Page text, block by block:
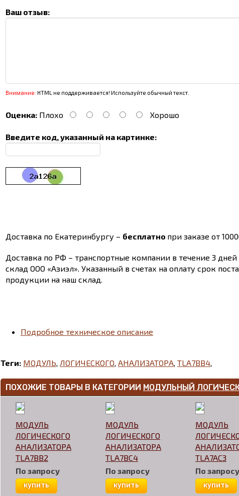
Ваш отзыв:
Внимание: HTML не поддерживается! Используйте обычный текст.
Оценка: Плохо Хорошо
Введите код, указанный на картинке:
Доставка по Екатеринбургу – бесплатно при заказе от
Доставка по РФ – транспортные компании в течение 3
склад ООО «Азиэл». Указанный в счетах на оплату срок
продукции на наш склад.
Подробное техническое описание
Теги: МОДУЛЬ ЛОГИЧЕСКОГО АНАЛИЗАТОРА TLA7BB4
ПОХОЖИЕ ТОВАРЫ В КАТЕГОРИИ МОДУЛЬНЫЙ
МОДУЛЬ
ЛОГИЧЕСКОГО
АНАЛИЗАТОРА
TLA7BB2
По запросу
купить
МОДУЛЬ
ЛОГИЧЕСКОГО
АНАЛИЗАТОРА
TLA7BC4
По запросу
купить
МОДУЛЬ
TLA7AC3
По запросу
купить